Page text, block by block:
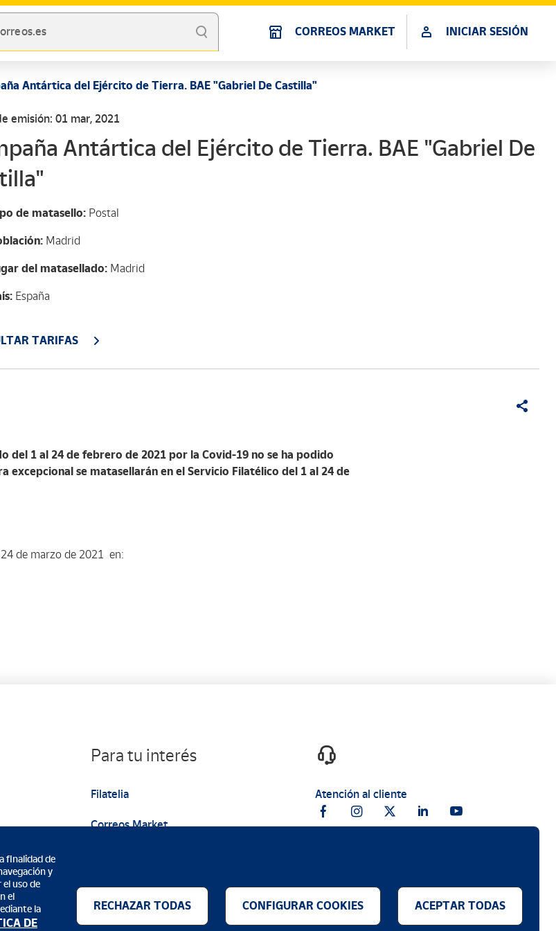
CORREOS MARKET INICIAR SESIÓN
Antártica del Ejército de Tierra. BAE "Gabriel De Castilla"
emisión: 01 mar, 2021
Antártica del Ejército de Tierra. BAE "Gabriel De
de matasello: Postal
Madrid
del matasellado: Madrid
España
TARIFAS
del 1 al 24 de febrero de 2021 por la Covid-19 no se ha podido
excepcional se matasellarán en el Servicio Filatélico del 1 al 24 de
de marzo de 2021 en:
Para tu interés
Filatelia
Correos Market
Atención al cliente
finalidad de
y
uso de
el
la
DE
RECHAZAR TODAS CONFIGURAR COOKIES ACEPTAR TODAS